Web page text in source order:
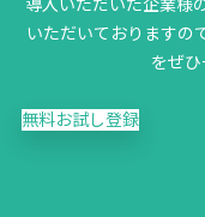
導入いただいた企業様
いただいておりますの
をぜ
無料お試し登録